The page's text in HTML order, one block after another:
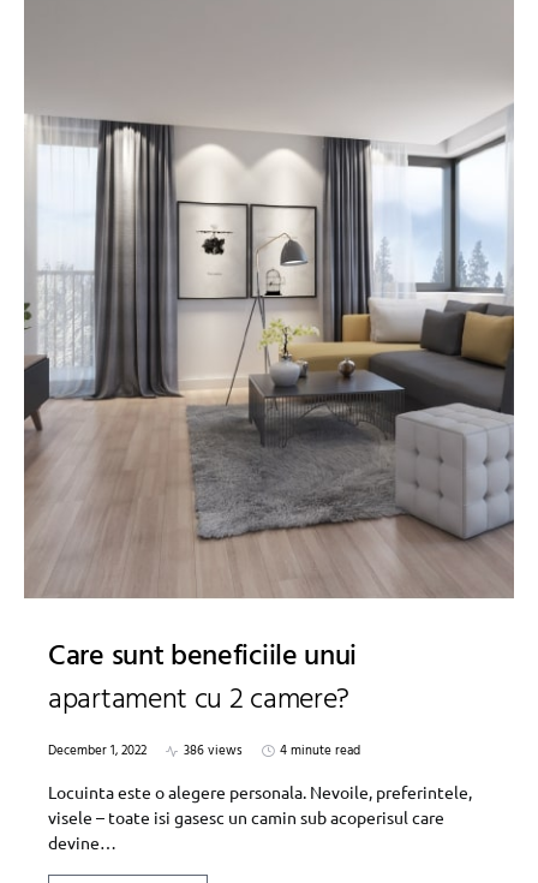
Care sunt beneficiile unui
apartament cu 2 camere?
December 1, 2022 386 views
4 minute read
Locuinta este o alegere personala. Nevoile, preferintele,
visele – toate isi gasesc un camin sub acoperisul care
devine…